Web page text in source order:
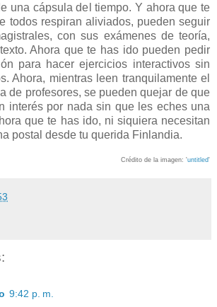
una cápsula del tiempo. Y ahora que te
todos respiran aliviados, pueden seguir
con sus exámenes de teoría,
Ahora que te has ido pueden pedir
para hacer ejercicios interactivos sin
Ahora, mientras leen tranquilamente el
de profesores, se pueden quejar de que
interés por nada sin que les eches una
que te has ido, ni siquiera necesitan
postal desde tu querida Finlandia.
Crédito de la imagen: 'untitled'
9:42 p. m.